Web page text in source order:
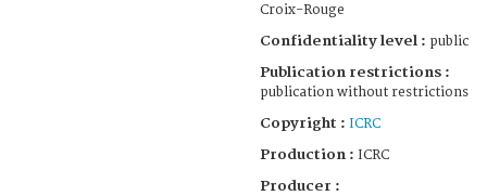
Croix-Rouge
Confidentiality level : public
Publication restrictions :
publication without restrictions
Copyright : ICRC
Production : ICRC
Producer :